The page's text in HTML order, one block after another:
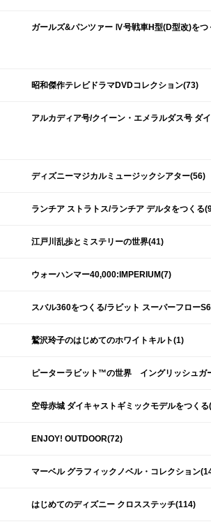
昭和傑作テレビドラマDVDコレクション(73)
ディズニーマジカルミュージックシアター(56)
ランチア ストラトス/ランチア デルタをつくる
江戸川乱歩とミステリーの世界(41)
ウォーハンマー40,000:IMPERIUM(7)
スバル360をつくる/ラビット スーパーフロー
鷲沢玲子のはじめてのホワイトキルト(1)
ピーターラビット™の世界 イングリッシュガ
空母赤城 ダイキャストギミックモデルをつくる
ENJOY! OUTDOOR(72)
マーベル グラフィックノベル・コレクション
はじめてのディズニー クロスステッチ(114)